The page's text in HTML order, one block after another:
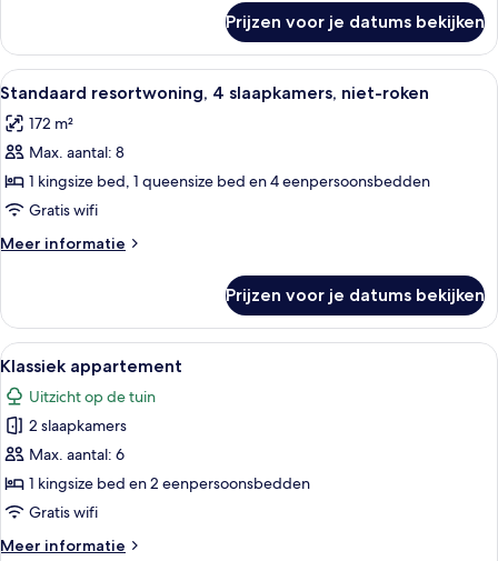
laden
resortwoning,
slaapkamers,
roken
Prijzen voor je datums bekijken
Alle
foto's
voor
Standaard
resortwoning,
4
slaapkamers,
niet-
laden
Een kluis op de kamer, een
5
Standaard resortwoning, 4 slaapkamers, niet-roken
172 m²
Max. aantal: 8
1 kingsize bed, 1 queensize bed en 4 eenpersoonsbedden
Gratis wifi
Meer informatie
Meer
resortwoning,
4
slaapkamers,
niet-
roken
Prijzen voor je datums bekijken
Alle
foto's
voor
Klassiek
appartement
laden
Klassiek appartement | Uitzicht op
6
Klassiek appartement
Uitzicht op de tuin
2 slaapkamers
Max. aantal: 6
1 kingsize bed en 2 eenpersoonsbedden
Gratis wifi
Meer informatie
Meer